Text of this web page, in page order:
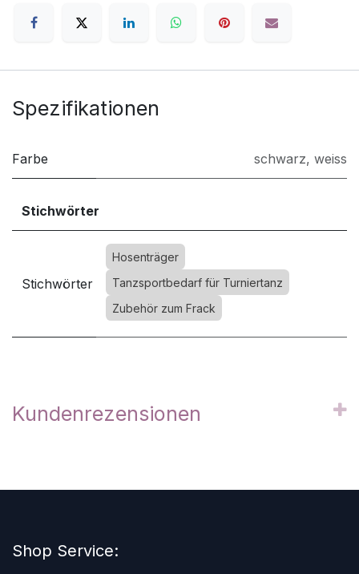
Spezifikationen
Farbe schwarz, weiss
Stichwörter
Stichwörter
Hosenträger
Tanzsportbedarf für Turniertanz
Zubehör zum Frack
Kundenrezensionen
Shop Service: